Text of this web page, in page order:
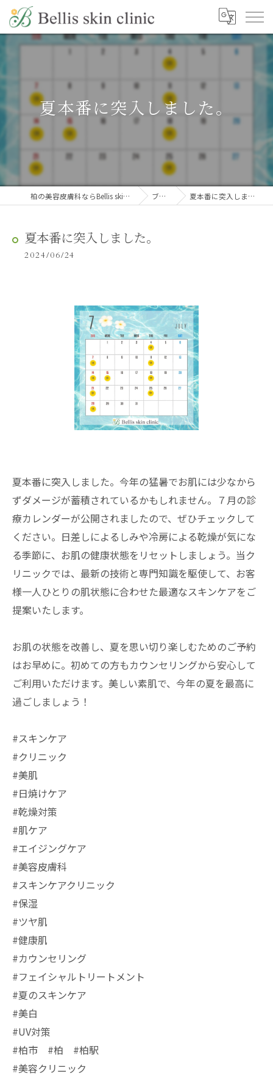
夏本番に突入しました。
柏の美容皮膚科ならBellis skin clinic ブログ 夏本番に突入しました。
夏本番に突入しました。
2024/06/24
夏本番に突入しました。今年の猛暑でお肌には少なから
ずダメージが蓄積されているかもしれません。７月の診
療カレンダーが公開されましたので、ぜひチェックして
ください。日差しによるしみや冷房による乾燥が気にな
る季節に、お肌の健康状態をリセットしましょう。当ク
リニックでは、最新の技術と専門知識を駆使して、お客
様一人ひとりの肌状態に合わせた最適なスキンケアをご
提案いたします。
お肌の状態を改善し、夏を思い切り楽しむためのご予約
はお早めに。初めての方もカウンセリングから安心して
ご利用いただけます。美しい素肌で、今年の夏を最高に
過ごしましょう！
#スキンケア
#クリニック
#美肌
#日焼けケア
#乾燥対策
#肌ケア
#エイジングケア
#美容皮膚科
#スキンケアクリニック
#保湿
#ツヤ肌
#健康肌
#カウンセリング
#フェイシャルトリートメント
#夏のスキンケア
#美白
#UV対策
#柏市 #柏 #柏駅
#美容クリニック